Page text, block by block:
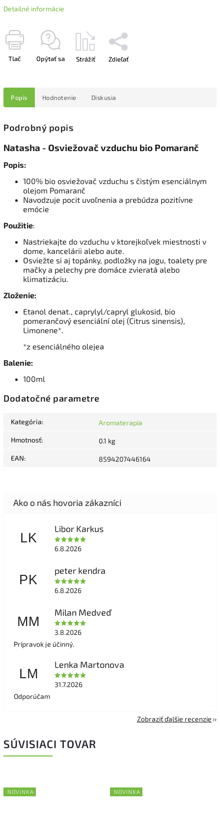
Detailné informácie
Tlač Opýtať sa Strážiť Zdieľať
Popis Hodnotenie Diskusia
Podrobný popis
Natasha - Osviežovač vzduchu bio Pomaranč
Popis:
100% bio osviežovač vzduchu s čistým esenciálnym
olejom Pomaranč
Navodzuje pocit uvoľnenia a prebúdza pozitívne
emócie
Použitie:
Nastriekajte do vzduchu v ktorejkoľvek miestnosti v
dome, kancelárii alebo aute.
Osviežte si aj topánky, podložky na jogu, toalety pre
mačky a pelechy pre domáce zvieratá alebo
klimatizáciu.
Zloženie:
Etanol denat., caprylyl/capryl glukosid, bio
pomerančový esenciální olej (Citrus sinensis),
Limonene*.
*z esenciálného olejea
Balenie:
100ml
Dodatočné parametre
Kategória: Aromaterapia
Hmotnosť: 0.1 kg
EAN: 8594207446164
LK
Libor Karkus
6.8.2026
PK
peter kendra
6.8.2026
MM
Milan Medveď
3.8.2026
Prípravok je účinný.
LM
Lenka Martonova
31.7.2026
Odporúčam
Zobraziť ďalšie recenzie
SÚVISIACI TOVAR
NOVINKA NOVINKA